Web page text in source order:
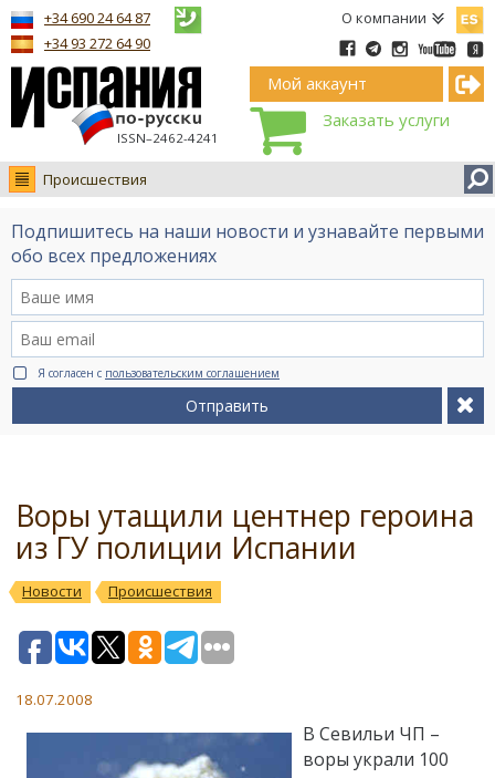
О компании
ISSN–2462-4241
+34 690 24 64 87
+34 93 272 64 90
Мой аккаунт
Заказать услуги
Происшествия
Новости
Интервью
Видео Ruso.TV
BCN life
Сервис на немецком
Подпишитесь на наши новости и узнавайте первыми
обо всех предложениях
Я согласен с пользовательским соглашением
Отправить
Воры утащили центнер героина
из ГУ полиции Испании
Новости Происшествия
18.07.2008
В Севильи ЧП –
воры украли 100